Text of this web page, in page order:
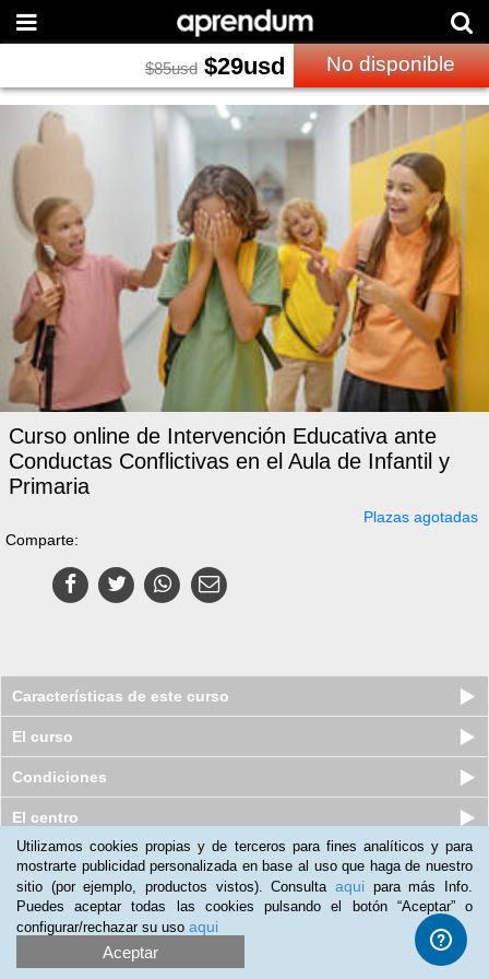
$85usd $29usd No disponible
Curso online de Intervención Educativa ante
Conductas Conflictivas en el Aula de Infantil y
Primaria
Plazas agotadas
Comparte:
Características de este curso
El curso
Condiciones
El centro
Curso online de Necesidades
Educativas Especiales
Plazas agotadas
25usd
Utilizamos cookies propias y de terceros para fines analíticos y para
mostrarte publicidad personalizada en base al uso que haga de nuestro
sitio (por ejemplo, productos vistos). Consulta aqui para más Info.
Puedes aceptar todas las cookies pulsando el botón “Aceptar” o
configurar/rechazar su uso aqui
Aceptar